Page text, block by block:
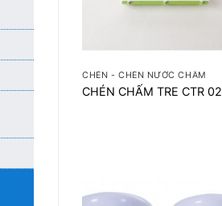
CHÉN - CHÉN NƯỚC CHẤM
CHÉN CHẤM TRE CTR 02